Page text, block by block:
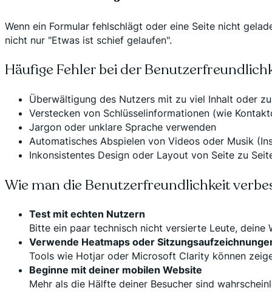
Wenn ein Formular fehlschlägt oder eine Seite nicht
nicht nur "Etwas ist schief gelaufen".
Häufige Fehler bei der
Überwältigung des Nutzers mit zu viel Inhalt oder
Verstecken von Schlüsselinformationen (wie
Jargon oder unklare Sprache verwenden
Automatisches Abspielen von Videos oder Musik
Inkonsistentes Design oder Layout von Seite zu
Wie man die Benutzerfreundlichkeit
Test mit echten Nutzern
Bitte ein paar technisch nicht versierte Leute, deine
Verwende Heatmaps oder
Tools wie Hotjar oder Microsoft Clarity können
Beginne mit deiner mobilen Website
Mehr als die Hälfte deiner Besucher sind